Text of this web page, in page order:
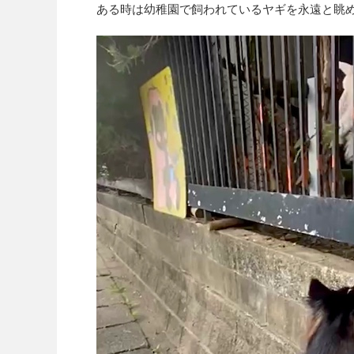
ある時は幼稚園で飼われているヤギを永遠と眺